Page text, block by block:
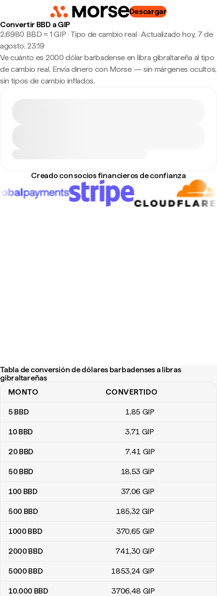
Descargar
Convertir BBD a GIP
2,6980 BBD ≈ 1 GIP · Tipo de cambio real ·Actualizado hoy, 7 de
agosto, 23:19
Ve cuánto es 2000 dólar barbadense en libra gibraltareña al tipo
de cambio real. Envía dinero con Morse — sin márgenes ocultos,
sin tipos de cambio inflados.
Creado con socios financieros de confianza
Tabla de conversión de dólares barbadenses a libras
gibraltareñas
Tabla de conversión de dólares barbadenses a libras
MONTO CONVERTIDO
5 BBD 1,85 GIP
10 BBD 3,71 GIP
20 BBD 7,41 GIP
50 BBD 18,53 GIP
100 BBD 37,06 GIP
500 BBD 185,32 GIP
1000 BBD 370,65 GIP
2000 BBD 741,30 GIP
5000 BBD 1853,24 GIP
10.000 BBD 3706,48 GIP